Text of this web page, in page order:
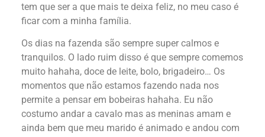
tem que ser a que mais te deixa feliz, no meu caso é
ficar com a minha família.
Os dias na fazenda são sempre super calmos e
tranquilos. O lado ruim disso é que sempre comemos
muito hahaha, doce de leite, bolo, brigadeiro… Os
momentos que não estamos fazendo nada nos
permite a pensar em bobeiras hahaha. Eu não
costumo andar a cavalo mas as meninas amam e
ainda bem que meu marido é animado e andou com